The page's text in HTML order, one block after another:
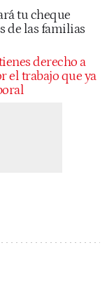
tu cheque
de las familias
derecho a
el trabajo que ya